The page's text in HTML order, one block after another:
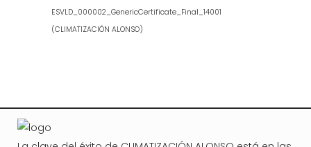
ESVLD_000002_GenericCertificate_Final_14001
(CLIMATIZACIÓN ALONSO)